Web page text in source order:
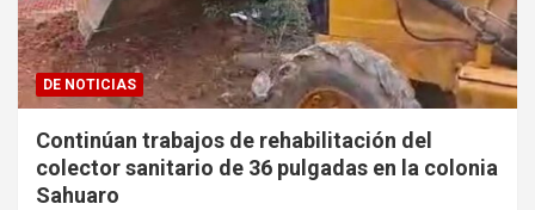
DE NOTICIAS
Continúan trabajos de rehabilitación del
colector sanitario de 36 pulgadas en la colonia
Sahuaro